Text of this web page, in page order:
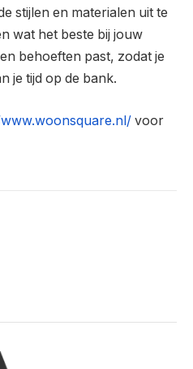
stijlen en materialen uit te
wat het beste bij jouw
behoeften past, zodat je
je tijd op de bank.
voor